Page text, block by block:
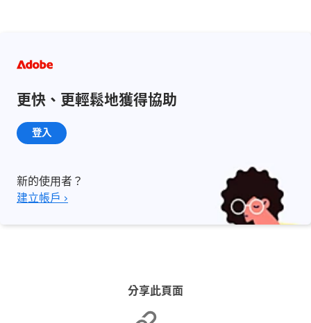
更快、更輕鬆地獲得協助
登入
新的使用者？
建立帳戶 ›
分享此頁面